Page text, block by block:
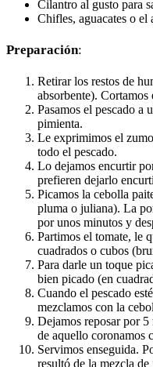
Cilantro al gusto para
Chifles, aguacates o el
Preparación:
Retirar los restos de
absorbente). Cortamos
Pasamos el pescado a
pimienta.
Le exprimimos el
todo el pescado.
Lo dejamos encurtir
prefieren dejarlo
Picamos la cebolla
pluma o juliana). La
por unos minutos y
Partimos el tomate, le
cuadrados o cubos
Para darle un toque
bien picado (en
Cuando el pescado
mezclamos con la
Dejamos reposar por
de aquello coronamos
Servimos enseguida.
resultó de la mezcla